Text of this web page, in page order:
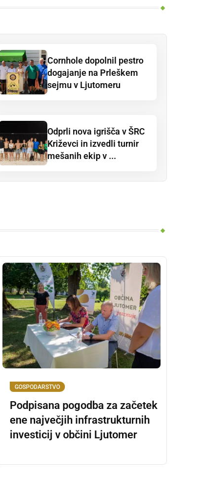
Cornhole dopolnil pestro
dogajanje na Prleškem
sejmu v Ljutomeru
Odprli nova igrišča v ŠRC
Križevci in izvedli turnir
mešanih ekip v ...
GOSPODARSTVO
Podpisana pogodba za začetek
ene največjih infrastrukturnih
investicij v občini Ljutomer